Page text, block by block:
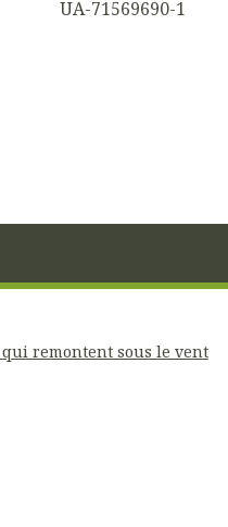
UA-71569690-1
qui remontent sous le vent